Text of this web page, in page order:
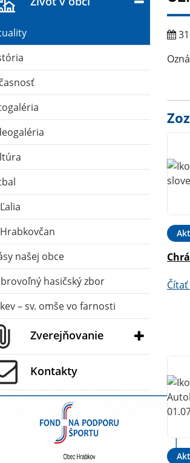
Hrabkovčan
našej obce
hasičský zbor
– sv. omše vo farnosti
Zverejňovanie
Kontakty